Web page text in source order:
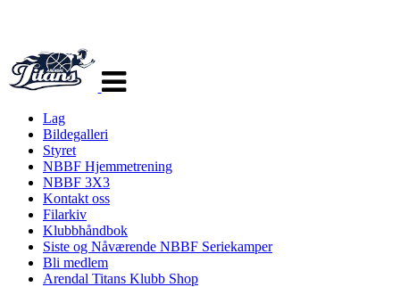
navigasjon
Lag
Bildegalleri
Styret
NBBF Hjemmetrening
NBBF 3X3
Kontakt oss
Filarkiv
Klubbhåndbok
Siste og Nåværende NBBF Seriekamper
Bli medlem
Arendal Titans Klubb Shop